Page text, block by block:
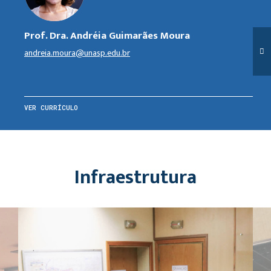
Prof. Dra. Andréia Guimarães Moura
andreia.moura@unasp.edu.br
VER CURRÍCULO
Infraestrutura